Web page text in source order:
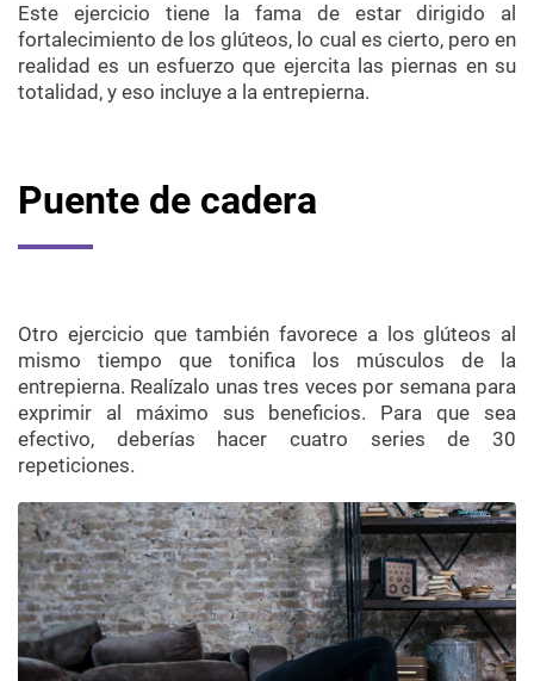
Este ejercicio tiene la fama de estar dirigido al
fortalecimiento de los glúteos, lo cual es cierto, pero en
realidad es un esfuerzo que ejercita las piernas en su
totalidad, y eso incluye a la entrepierna.
Puente de cadera
Otro ejercicio que también favorece a los glúteos al
mismo tiempo que tonifica los músculos de la
entrepierna. Realízalo unas tres veces por semana para
exprimir al máximo sus beneficios. Para que sea
efectivo, deberías hacer cuatro series de 30
repeticiones.